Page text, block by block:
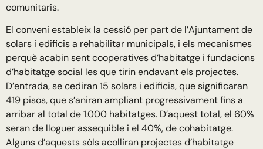
comunitaris.
El conveni estableix la cessió per part de l’Ajuntament de
solars i edificis a rehabilitar municipals, i els mecanismes
perquè acabin sent cooperatives d’habitatge i fundacions
d’habitatge social les que tirin endavant els projectes.
D’entrada, se cediran 15 solars i edificis, que significaran
419 pisos, que s’aniran ampliant progressivament fins a
arribar al total de 1.000 habitatges. D’aquest total, el 60%
seran de lloguer assequible i el 40%, de cohabitatge.
Alguns d’aquests sòls acolliran projectes d’habitatge